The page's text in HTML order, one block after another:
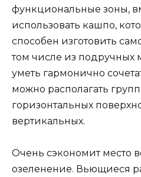
функциональные зоны,
использовать кашпо,
способен изготовить
том числе из подручных
уметь гармонично
можно располагать
горизонтальных
вертикальных.
Очень сэкономит место
озеленение. Вьющиеся